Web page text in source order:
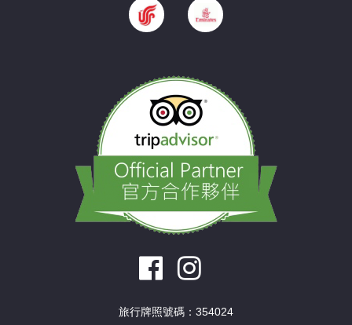
旅行牌照號碼：354024